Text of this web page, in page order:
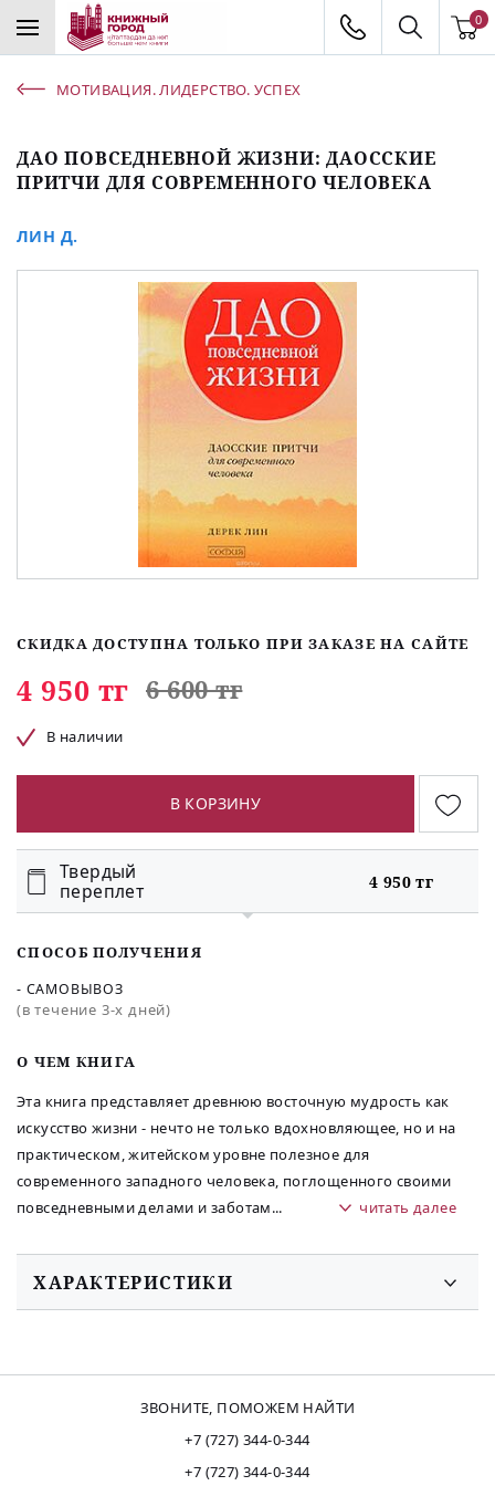
0
МОТИВАЦИЯ. ЛИДЕРСТВО. УСПЕХ
ДАО ПОВСЕДНЕВНОЙ ЖИЗНИ: ДАОССКИЕ
ПРИТЧИ ДЛЯ СОВРЕМЕННОГО ЧЕЛОВЕКА
ЛИН Д.
O ЧЕМ КНИГА
Эта книга представляет древнюю восточную мудрость как
искусство жизни - нечто не только вдохновляющее, но и на
практическом, житейском уровне полезное для
современного западного человека, поглощенного своими
повседневными делами и заботам... читать далее
СКИДКА ДОСТУПНА ТОЛЬКО ПРИ ЗАКАЗЕ НА САЙТЕ
4 950 тг 6 600 тг
В наличии
В КОРЗИНУ
Твердый
переплет
4 950 тг
СПОСОБ ПОЛУЧЕНИЯ
- САМОВЫВОЗ
(в течение 3-х дней)
ХАРАКТЕРИСТИКИ
ЗВОНИТЕ, ПОМОЖЕМ НАЙТИ
+7 (727) 344-0-344
+7 (727) 344-0-344